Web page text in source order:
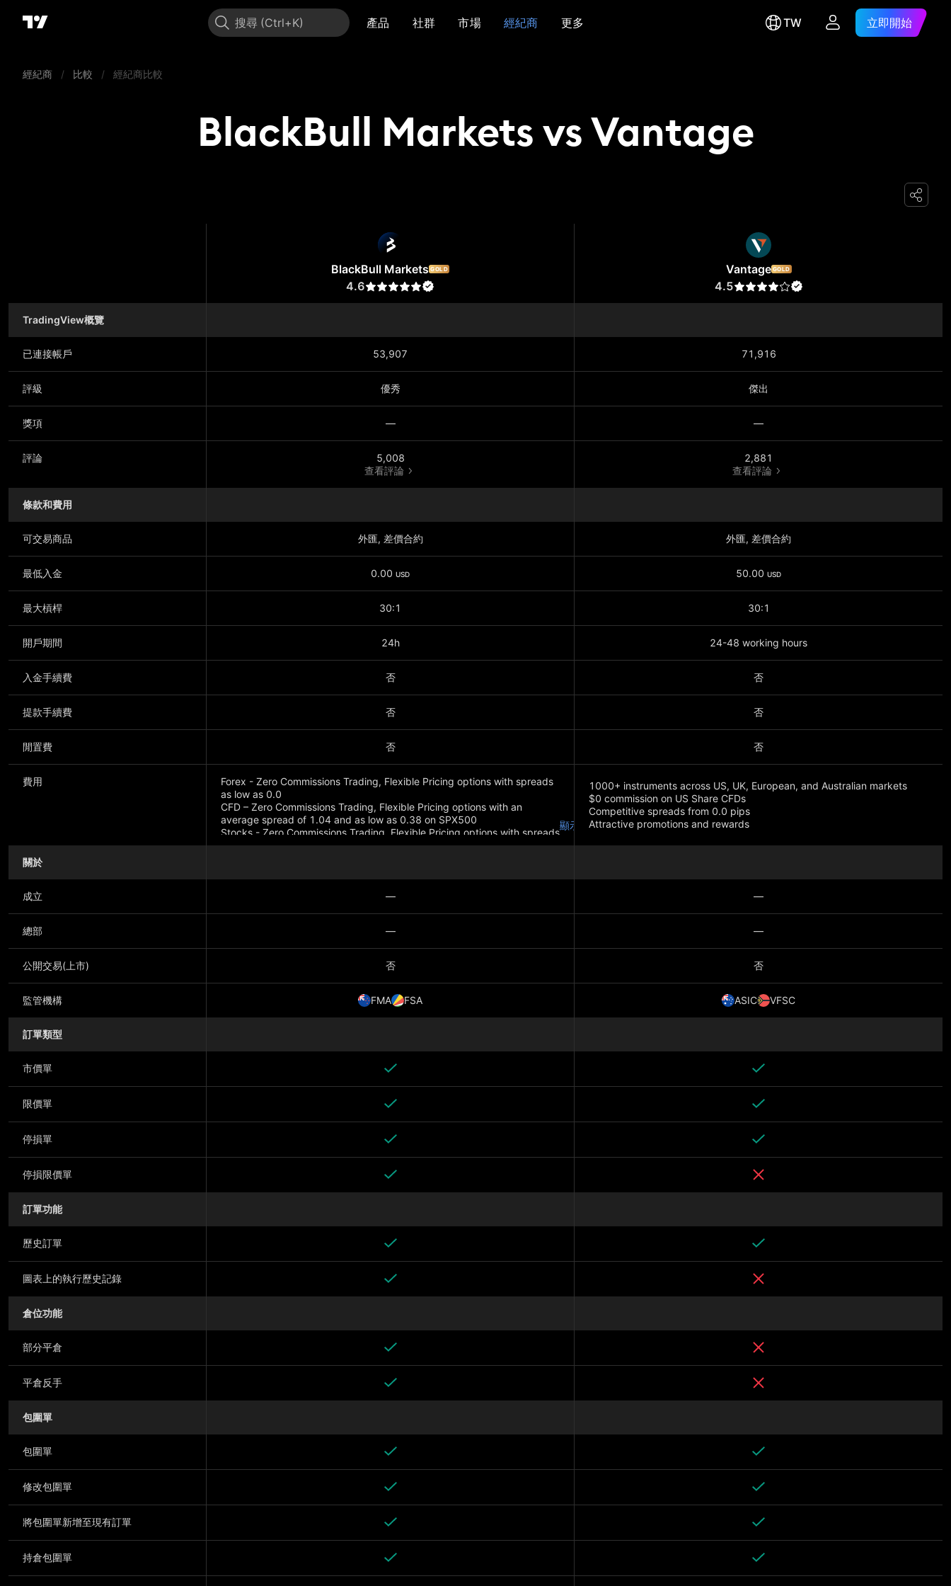
搜尋 產品 社群 市場 經紀商 更多 TW 立即開始
經紀商 / 比較 / 經紀商比較
BlackBull Markets vs Vantage
BlackBull Markets GOLD
4.6
Vantage GOLD
4.5
TradingView概覽
已連接帳戶 53,907 71,916
評級 優秀 傑出
獎項 — —
評論
5,008
查看評論
2,881
查看評論
條款和費用
可交易商品 外匯, 差價合約 外匯, 差價合約
最低入金 0.00 USD 50.00 USD
最大槓桿 30:1 30:1
開戶期間 24h 24-48 working hours
入金手續費 否 否
提款手續費 否 否
閒置費 否 否
費用
Forex - Zero Commissions Trading, Flexible Pricing options with spreads
as low as 0.0
CFD – Zero Commissions Trading, Flexible Pricing options with an
average spread of 1.04 and as low as 0.38 on SPX500
Stocks - Zero Commissions Trading, Flexible Pricing options with spreads
as low as 0.40
顯示更多
1000+ instruments across US, UK, European, and Australian markets
$0 commission on US Share CFDs
Competitive spreads from 0.0 pips
Attractive promotions and rewards
顯示更多
關於
成立 — —
總部 — —
公開交易(上市) 否 否
監管機構 FMA FSA ASIC VFSC
訂單類型
市價單
限價單
停損單
停損限價單
訂單功能
歷史訂單
圖表上的執行歷史記錄
倉位功能
部分平倉
平倉反手
包圍單
包圍單
修改包圍單
將包圍單新增至現有訂單
持倉包圍單